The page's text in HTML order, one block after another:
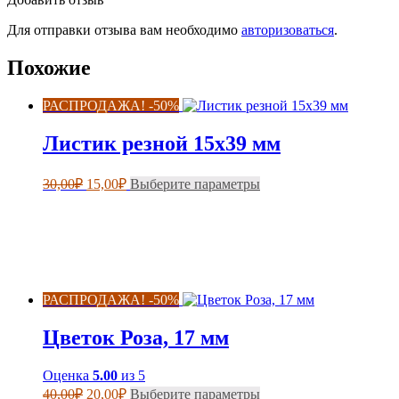
Для отправки отзыва вам необходимо авторизоваться.
Похожие
РАСПРОДАЖА! -50%
Листик резной 15х39 мм
30,00₽ Первоначальная
15,00₽Текущая
Выберите параметрыЭтот
выбрать
на
РАСПРОДАЖА! -50%
Цветок Роза, 17 мм
Оценка 5.00 из 5
40,00₽ Первоначальная
20,00₽Текущая
Выберите параметрыЭтот